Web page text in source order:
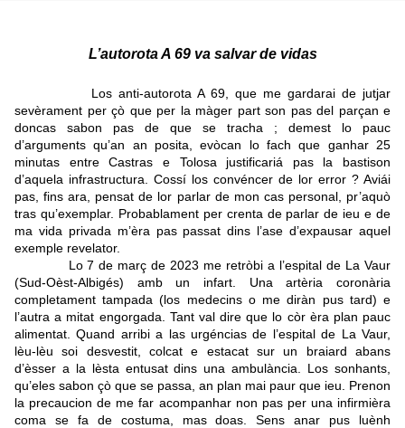
L’autorota A 69 va salvar de vidas
Los anti-autorota A 69, que me gardarai de jutjar
sevèrament per çò que per la màger part son pas del parçan e
doncas sabon pas de que se tracha ; demest lo pauc
d’arguments qu’an an posita, evòcan lo fach que ganhar 25
minutas entre Castras e Tolosa justificariá pas la bastison
d’aquela infrastructura. Cossí los convéncer de lor error ? Aviái
pas, fins ara, pensat de lor parlar de mon cas personal, pr’aquò
tras qu’exemplar. Probablament per crenta de parlar de ieu e de
ma vida privada m’èra pas passat dins l’ase d’expausar aquel
exemple revelator.
Lo 7 de març de 2023 me retròbi a l’espital de La Vaur
(Sud-Oèst-Albigés) amb un infart. Una artèria coronària
completament tampada (los medecins o me diràn pus tard) e
l’autra a mitat engorgada. Tant val dire que lo còr èra plan pauc
alimentat. Quand arribi a las urgéncias de l’espital de La Vaur,
lèu-lèu soi desvestit, colcat e estacat sur un braiard abans
d’èsser a la lèsta entusat dins una ambulància. Los sonhants,
qu’eles sabon çò que se passa, an plan mai paur que ieu. Prenon
la precaucion de me far acompanhar non pas per una infirmièra
coma se fa de costuma, mas doas. Sens anar pus luènh